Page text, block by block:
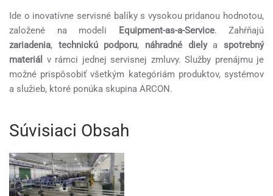
Ide o inovatívne servisné balíky s vysokou pridanou hodnotou,
založené na modeli Equipment-as-a-Service. Zahŕňajú
zariadenia, technickú podporu, náhradné dielyaspotrebný
materiál
v rámci jednej servisnej zmluvy. Služby prenájmu je
možné prispôsobiť všetkým kategóriám produktov, systémov
a služieb, ktoré ponúka skupina ARCON.
Súvisiaci Obsah